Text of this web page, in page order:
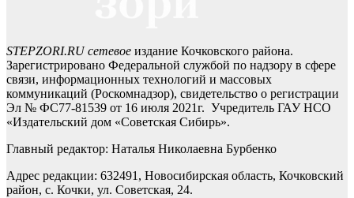
STEPZORI.RU сетевое издание Кочковского района.
Зарегистрировано Федеральной службой по надзору в сфере
связи, информационных технологий и массовых
коммуникаций (Роскомнадзор), свидетельство о регистрации
Эл № ФС77-81539 от 16 июля 2021г. Учредитель ГАУ НСО
«Издательский дом «Советская Сибирь».
Главный редактор: Наталья Николаевна Бурбенко
Адрес редакции: 632491, Новосибирская область, Кочковский
район, с. Кочки, ул. Советская, 24.